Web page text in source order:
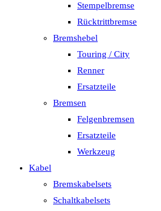
Stempelbremse
Rücktrittbremse
Bremshebel
Touring / City
Renner
Ersatzteile
Bremsen
Felgenbremsen
Ersatzteile
Werkzeug
Kabel
Bremskabelsets
Schaltkabelsets